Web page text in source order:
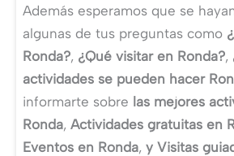
Además esperamos que se
algunas de tus preguntas como
Ronda?, ¿Qué visitar en Ronda?,
actividades se pueden hacer
informarte sobre las mejores
Ronda, Actividades gratuitas en
Eventos en Ronda, y Visitas